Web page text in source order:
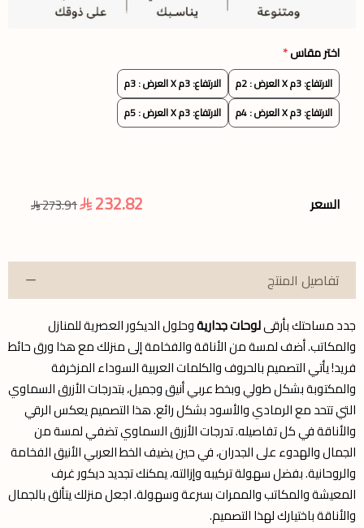
اختر مقاس*
الارتفاع: 3م X العرض : 2م
الارتفاع: 3م X العرض : 3م
الارتفاع: 3م X العرض : 4م
الارتفاع: 3م X العرض : 5م
السعر 232.82
273.91
تفاصيل المنتج
جدد مساحتك بأرقىلوحات جداريةوحلول الديكور العصرية للمنازل
والمكاتب. أضف لمسة من الأناقة والفخامة إلى منزلك مع هذا ورق حائط
فريد! يأتي التصميم بالحروف والكلمات العربية السوداء المزخرفة
والمكتوبة بشكل طولي وبخط عربي أنيق وجميل، بتدرجات الأزرق السماوي
التي تتحد مع الرمادي والأسود بشكل رائع. هذا التصميم يعكس الرقي
والأناقة في كل تفاصيله. تدرجات الأزرق السماوي تضفي لمسة من
الجمال والهدوء على الجدران، في حين يضيف الخط العربي الأنيق الفخامة
والروحانية. بفضل سهولة تركيبه وإزالته، يمكنك تجديد ديكور غرف
المعيشة والمكاتب والممرات بسرعة وسهولة. اجعل منزلك يتألق بالجمال
والأناقة باختيارك لهذا التصميم.